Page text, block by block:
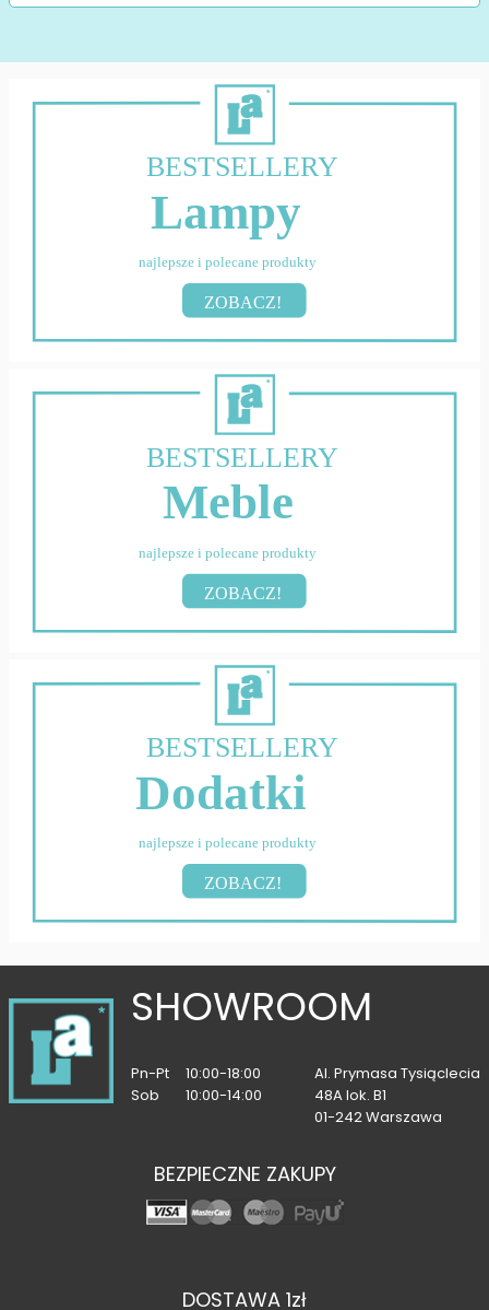
BESTSELLERY
Lampy
najlepsze i polecane produkty
ZOBACZ!
BESTSELLERY
Meble
najlepsze i polecane produkty
ZOBACZ!
BESTSELLERY
Dodatki
najlepsze i polecane produkty
ZOBACZ!
SHOWROOM
Pn-Pt
10:00-18:00
Sob
10:00-14:00
Al. Prymasa Tysiąclecia
48A lok. B1
01-242 Warszawa
BEZPIECZNE ZAKUPY
DOSTAWA 1zł